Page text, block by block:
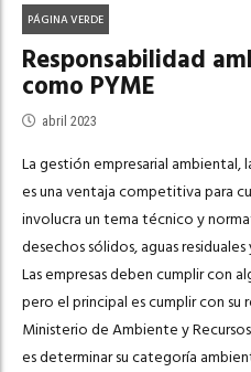
PÁGINA VERDE
Responsabilidad
como PYME
abril 2023
La gestión empresarial ambiental,
es una ventaja competitiva para
involucra un tema técnico y
desechos sólidos, aguas
Las empresas deben cumplir con
pero el principal es cumplir con
Ministerio de Ambiente y
es determinar su categoría